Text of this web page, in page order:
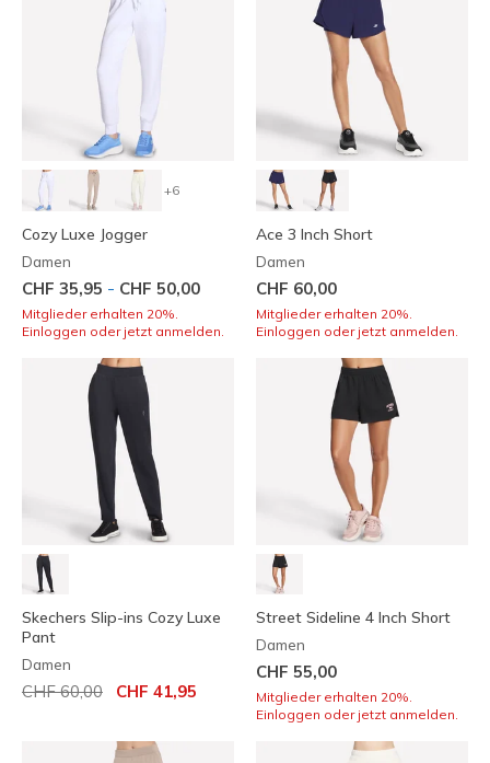
+6
Cozy Luxe Jogger
Damen
CHF 35,95 - CHF 50,00
Mitglieder erhalten 20%.
Einloggen oder jetzt anmelden.
Ace 3 Inch Short
Damen
CHF 60,00
Mitglieder erhalten 20%.
Einloggen oder jetzt anmelden.
Skechers Slip-ins Cozy Luxe
Pant
Damen
Reduziert von
CHF 60,00 auf
CHF 41,95
Street Sideline 4 Inch Short
Damen
CHF 55,00
Mitglieder erhalten 20%.
Einloggen oder jetzt anmelden.